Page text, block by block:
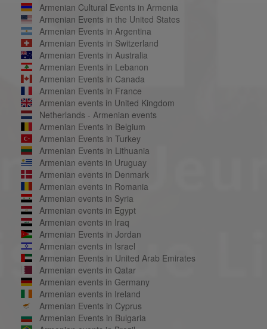
Armenian Cultural Events in Armenia
Armenian Events in the United States
Armenian Events in Argentina
Armenian Events in Switzerland
Armenian Events in Australia
Armenian Events in Lebanon
Armenian Events in Canada
Armenian Events in France
Armenian events in United Kingdom
Netherlands - Armenian events
Armenian Events in Belgium
Armenian Events in Turkey
Armenian Events in Lithuania
Armenian events in Uruguay
Armenian events in Denmark
Armenian events in Romania
Armenian events in Syria
Armenian events in Egypt
Armenian events in Iraq
Armenian Events in Jordan
Armenian events in Israel
Armenian Events in United Arab Emirates
Armenian events in Qatar
Armenian events in Germany
Armenian events in Ireland
Armenian Events in Cyprus
Armenian Events in Bulgaria